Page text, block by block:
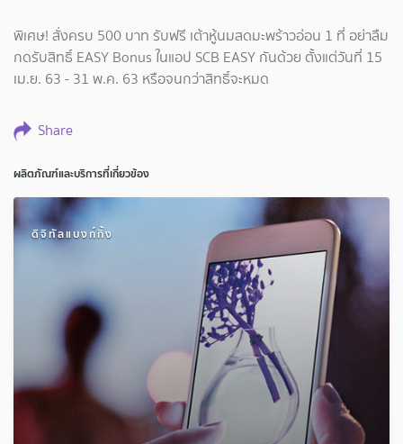
พิเศษ! สั่งครบ 500 บาท รับฟรี เต้าหู้นมสดมะพร้าวอ่อน 1 ที่ อย่าลืม
กดรับสิทธิ์ EASY Bonus ในแอป SCB EASY กันด้วย ตั้งแต่วันที่ 15
เม.ย. 63 - 31 พ.ค. 63 หรือจนกว่าสิทธิ์จะหมด
Share
ผลิตภัณฑ์และบริการที่เกี่ยวข้อง
ดิจิทัลแบงก์กิ้ง